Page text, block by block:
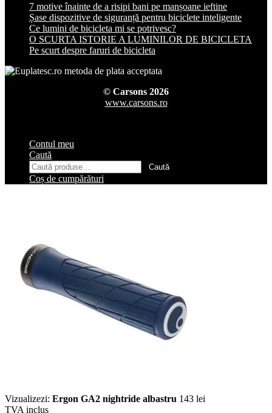
7 motive înainte de a risipi bani pe manșoane ieftine
Șase dispozitive de siguranță pentru biciclete inteligente
Ce lumini de bicicleta mi se potrivesc?
O SCURTA ISTORIE A LUMINILOR DE BICICLETA
Pe scurt despre faruri de bicicleta
© Carsons 2026
www.carsons.ro
Contul meu
Caută
Caută
după:
Caută
Coș de cumpărături
Vizualizezi: Ergon GA2 nightride albastru 143 lei
TVA inclus